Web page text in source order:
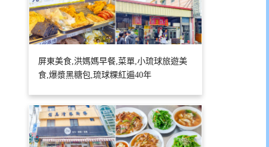
屏東美食,洪媽媽早餐,菜單,小琉球旅遊美
食,爆漿黑糖包,琉球粿紅遍40年